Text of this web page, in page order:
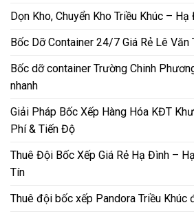
Dọn Kho, Chuyển Kho Triều Khúc –
Bốc Dỡ Container 24/7 Giá Rẻ Lê Văn
Bốc dỡ container Trường Chinh
nhanh
Giải Pháp Bốc Xếp Hàng Hóa KĐT
Phí & Tiến Độ
Thuê Đội Bốc Xếp Giá Rẻ Hạ Đình –
Tín
Thuê đội bốc xếp Pandora Triều Khúc